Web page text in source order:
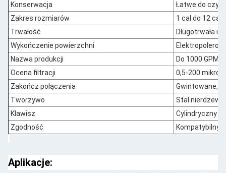
Konserwacja
Łatwe do
Zakres rozmiarów
1 cal do 12 cali
Trwałość
Długotrwała i
Wykończenie powierzchni
Nazwa produkcji
Do 1000 GPM
Ocena filtracji
0,5-200
Zakończ połączenia
Gwintowane,
Tworzywo
Stal
Klawisz
Cylindryczny
Zgodność
Kompatybilny
Aplikacje: